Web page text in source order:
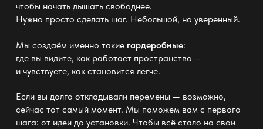
чтобы начать дышать свободнее.
Нужно просто сделать шаг. Небольшой, но уверенный.
Мы создаём именно такие гардеробные:
где вы видите, как работает пространство —
и чувствуете, как становится легче.
Если вы долго откладывали перемены — возможно,
сейчас тот самый момент. Мы поможем вам с первого
шага: от идеи до установки. Чтобы всё стало на свои